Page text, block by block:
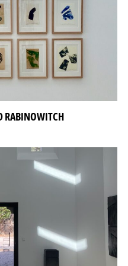
RABINOWITCH